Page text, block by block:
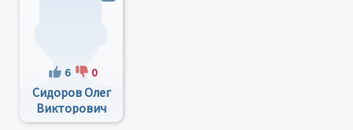
6 0
Сидоров Олег
Викторович